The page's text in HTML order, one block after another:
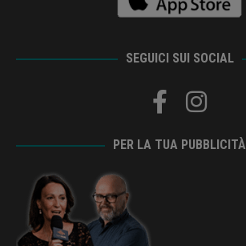
SEGUICI SUI SOCIAL
PER LA TUA PUBBLICITÀ